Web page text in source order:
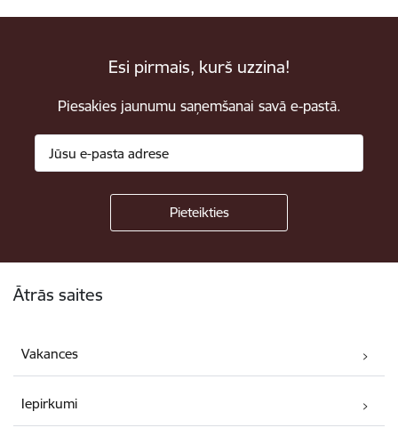
Esi pirmais, kurš uzzina!
Piesakies jaunumu saņemšanai savā e-pastā.
Ātrās saites
Vakances
Iepirkumi